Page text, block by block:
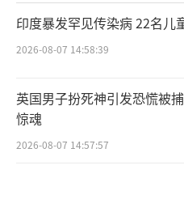
意俄乌停止袭击对方能
此外，孙壮志认
重要。俄方虽然同意
施，但是俄方提出的
受。这可能会成为未
印度暴发罕见传染病 22名儿
2026-08-07 14:58:39
英国男子扮死神引发恐慌被
惊魂
2026-08-07 14:57:57